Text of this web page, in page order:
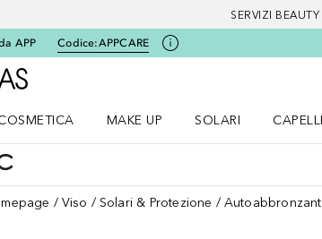
SERVIZI BEAUTY
APP Codice:APPCARE
A Douglas Home
MAKE UP
SOLARI
CAPELLI
Viso Solari & Protezione